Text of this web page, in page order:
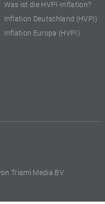
Triami Media BV
Was ist die HVPI-Inflation?
Inflation Deutschland (HVPI)
Inflation Europa (HVPI)